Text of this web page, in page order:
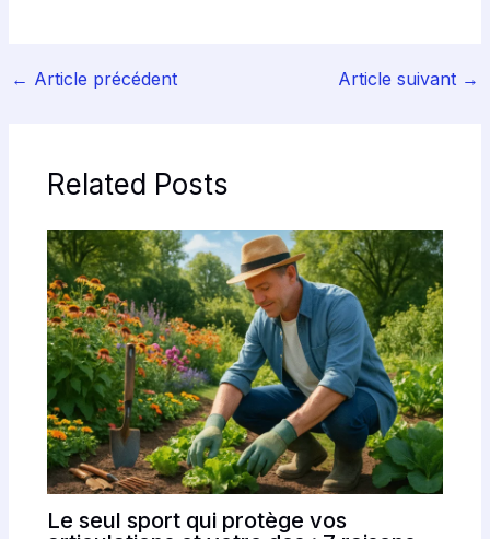
← Article précédent Article suivant →
Related Posts
Le seul sport qui protège vos